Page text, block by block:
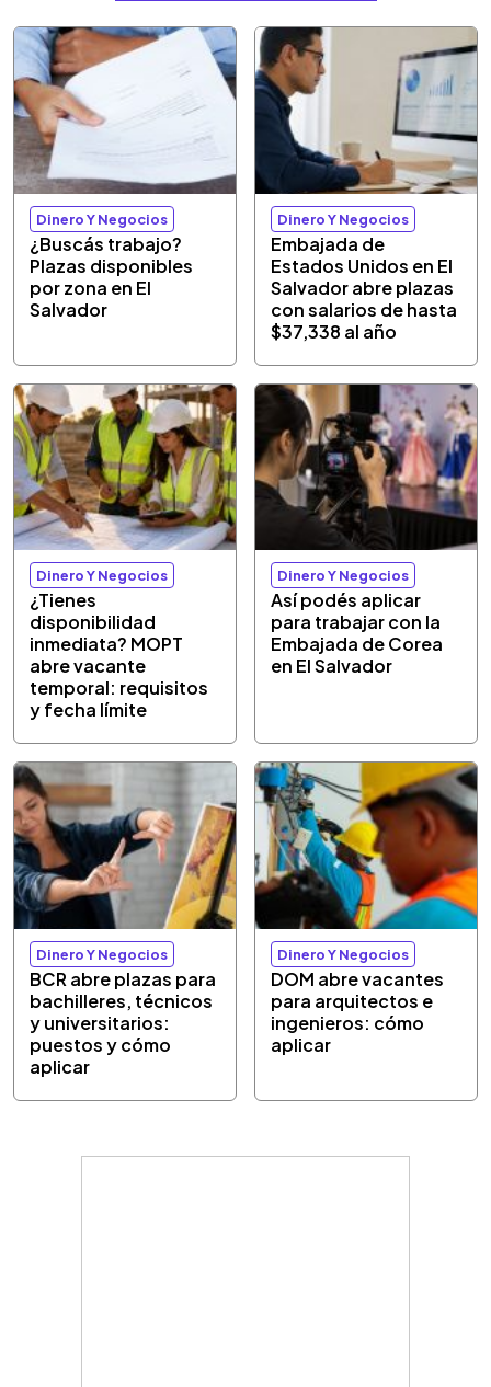
Dinero Y Negocios
¿Buscás trabajo?
Plazas disponibles
por zona en El
Salvador
Dinero Y Negocios
Embajada de
Estados Unidos en El
Salvador abre plazas
con salarios de hasta
$37,338 al año
Dinero Y Negocios
¿Tienes
disponibilidad
inmediata? MOPT
abre vacante
temporal: requisitos
y fecha límite
Dinero Y Negocios
Así podés aplicar
para trabajar con la
Embajada de Corea
en El Salvador
Dinero Y Negocios
BCR abre plazas para
bachilleres, técnicos
y universitarios:
puestos y cómo
aplicar
Dinero Y Negocios
DOM abre vacantes
para arquitectos e
ingenieros: cómo
aplicar